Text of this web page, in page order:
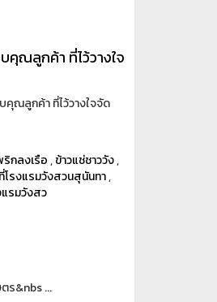
คุณลูกค้า ที่ไว้วางใจ
ณลูกค้า ที่ไว้วางใจจัด
กลงเรือ,ข้าวแช่ชาววัง,
โรงแรมวังสวนสุนันทา,
แรมวังสว
ร&nbs ...